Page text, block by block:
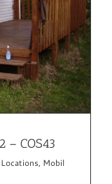
– COS43
Locations, Mobil